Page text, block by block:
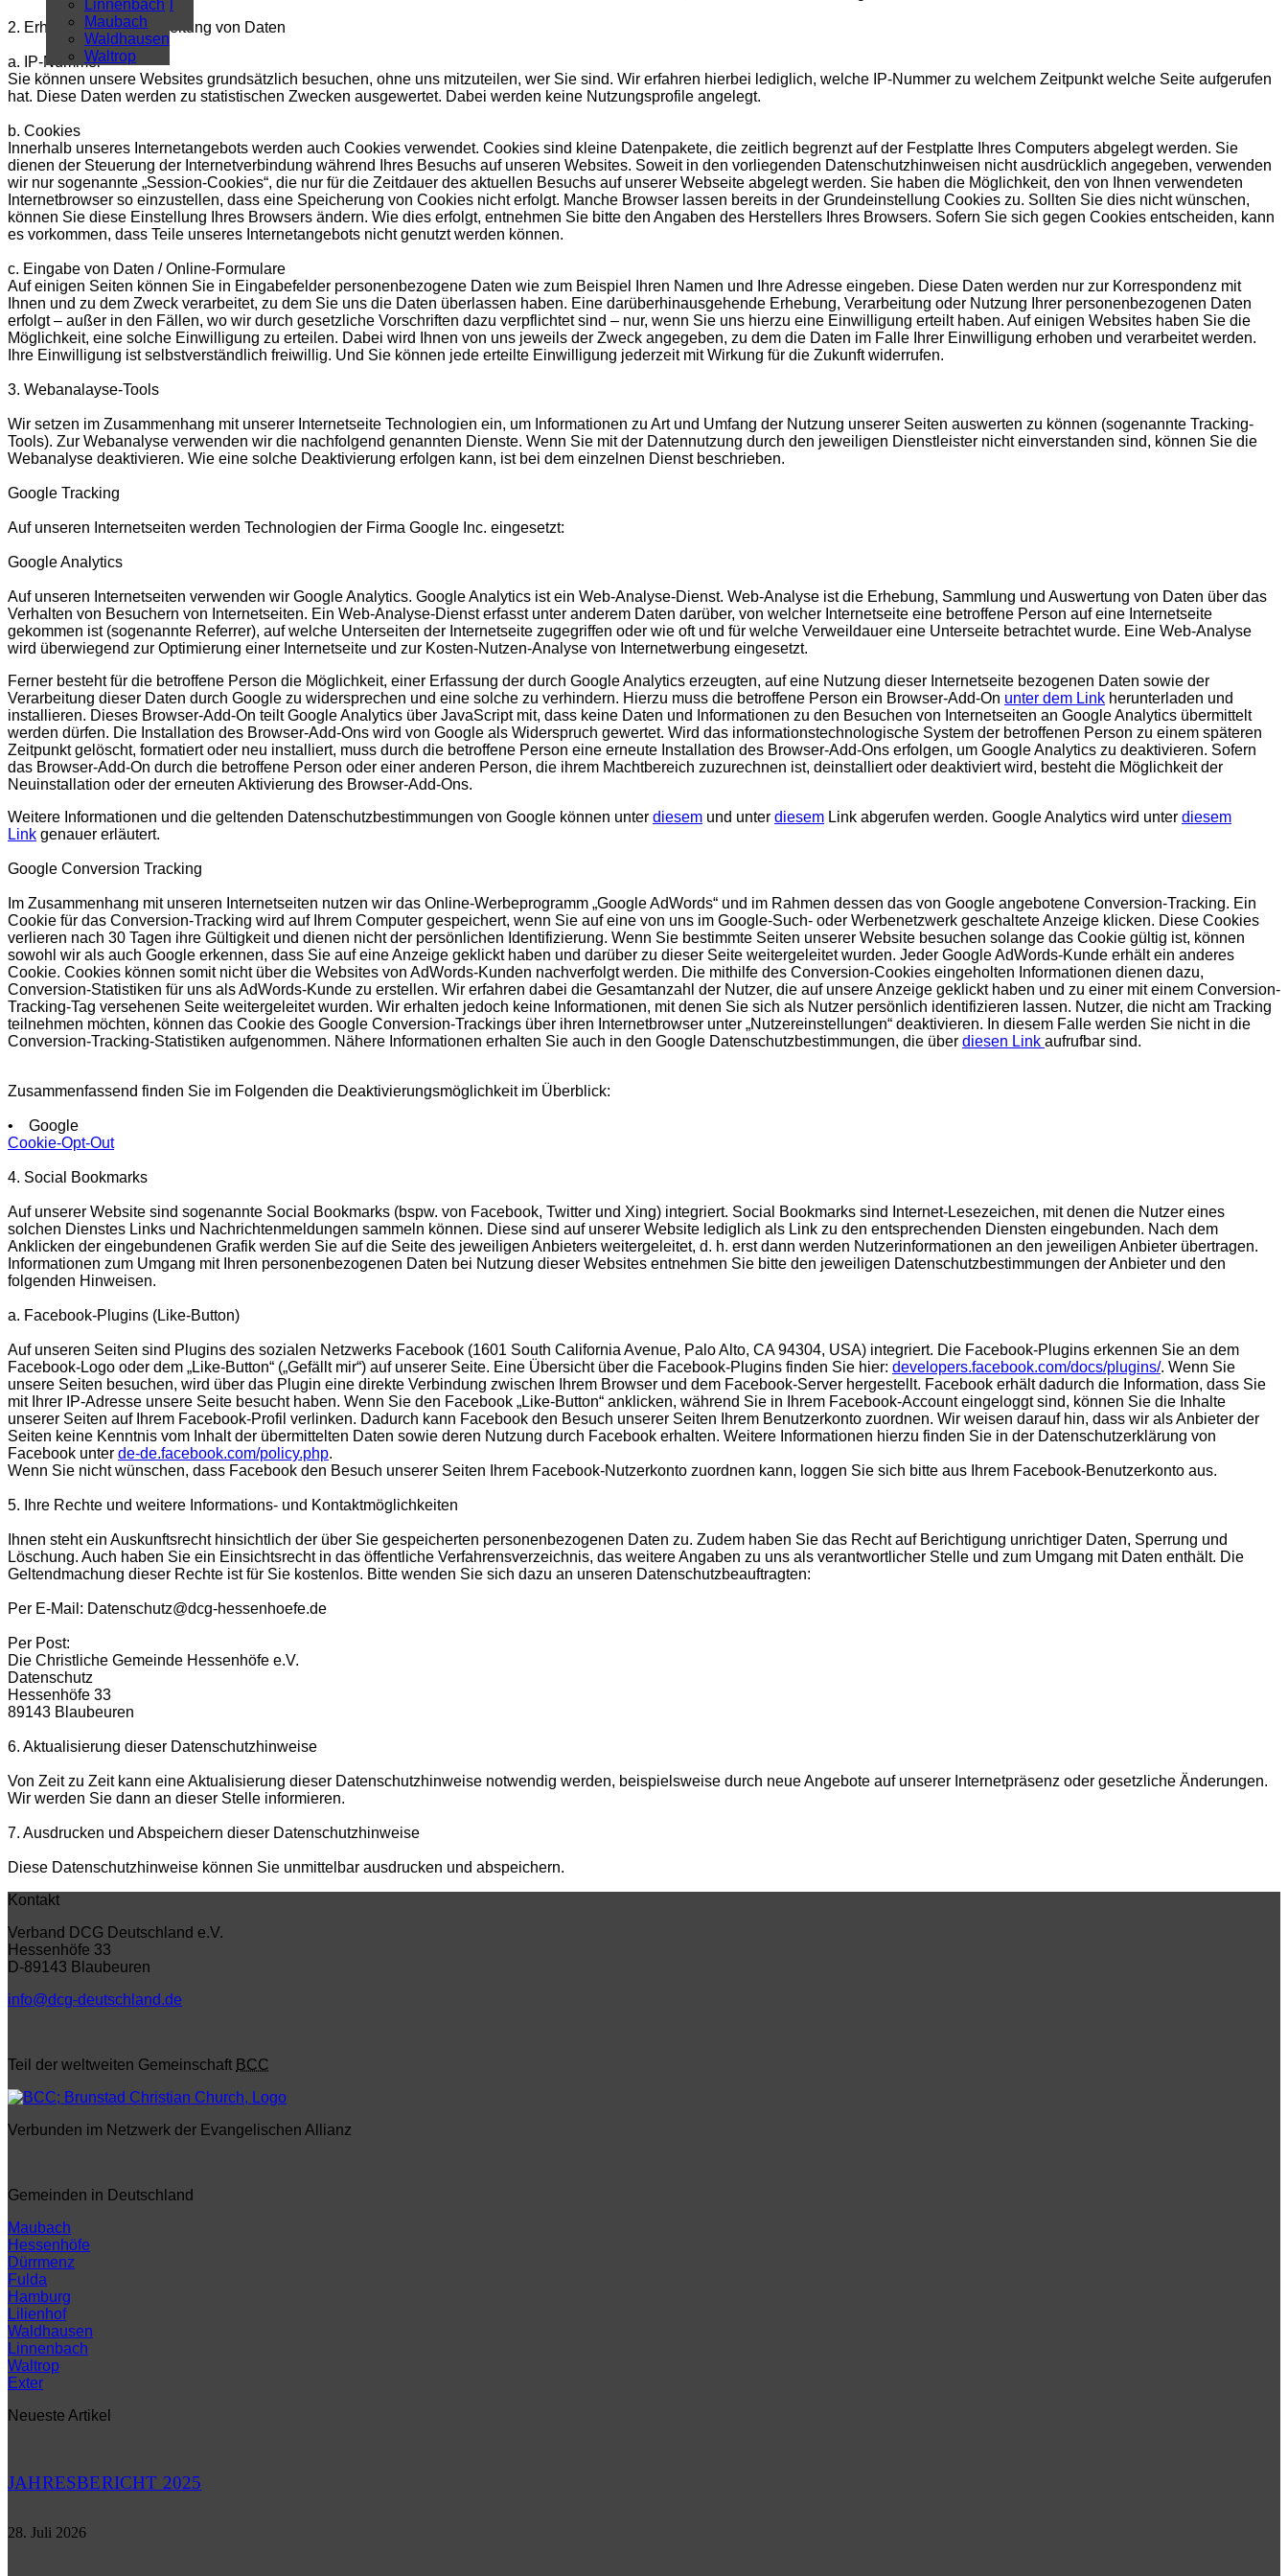
Überregional
Alle Artikel
Linnenbach
Maubach
Waldhausen
Waltrop
2. Erhebung und Verarbeitung von Daten
a. IP-Nummer
Sie können unsere Websites grundsätzlich besuchen, ohne uns mitzuteilen, wer Sie sind. Wir erfahren hierbei lediglich, welche IP-Nummer zu welchem Zeitpunkt welche Seite aufgerufen
hat. Diese Daten werden zu statistischen Zwecken ausgewertet. Dabei werden keine Nutzungsprofile angelegt.
b. Cookies
Innerhalb unseres Internetangebots werden auch Cookies verwendet. Cookies sind kleine Datenpakete, die zeitlich begrenzt auf der Festplatte Ihres Computers abgelegt werden. Sie
dienen der Steuerung der Internetverbindung während Ihres Besuchs auf unseren Websites. Soweit in den vorliegenden Datenschutzhinweisen nicht ausdrücklich angegeben, verwenden
wir nur sogenannte „Session-Cookies“, die nur für die Zeitdauer des aktuellen Besuchs auf unserer Webseite abgelegt werden. Sie haben die Möglichkeit, den von Ihnen verwendeten
Internetbrowser so einzustellen, dass eine Speicherung von Cookies nicht erfolgt. Manche Browser lassen bereits in der Grundeinstellung Cookies zu. Sollten Sie dies nicht wünschen,
können Sie diese Einstellung Ihres Browsers ändern. Wie dies erfolgt, entnehmen Sie bitte den Angaben des Herstellers Ihres Browsers. Sofern Sie sich gegen Cookies entscheiden, kann
es vorkommen, dass Teile unseres Internetangebots nicht genutzt werden können.
c. Eingabe von Daten / Online-Formulare
Auf einigen Seiten können Sie in Eingabefelder personenbezogene Daten wie zum Beispiel Ihren Namen und Ihre Adresse eingeben. Diese Daten werden nur zur Korrespondenz mit
Ihnen und zu dem Zweck verarbeitet, zu dem Sie uns die Daten überlassen haben. Eine darüberhinausgehende Erhebung, Verarbeitung oder Nutzung Ihrer personenbezogenen Daten
erfolgt – außer in den Fällen, wo wir durch gesetzliche Vorschriften dazu verpflichtet sind – nur, wenn Sie uns hierzu eine Einwilligung erteilt haben. Auf einigen Websites haben Sie die
Möglichkeit, eine solche Einwilligung zu erteilen. Dabei wird Ihnen von uns jeweils der Zweck angegeben, zu dem die Daten im Falle Ihrer Einwilligung erhoben und verarbeitet werden.
Ihre Einwilligung ist selbstverständlich freiwillig. Und Sie können jede erteilte Einwilligung jederzeit mit Wirkung für die Zukunft widerrufen.
3. Webanalayse-Tools
Wir setzen im Zusammenhang mit unserer Internetseite Technologien ein, um Informationen zu Art und Umfang der Nutzung unserer Seiten auswerten zu können (sogenannte Tracking-
Tools). Zur Webanalyse verwenden wir die nachfolgend genannten Dienste. Wenn Sie mit der Datennutzung durch den jeweiligen Dienstleister nicht einverstanden sind, können Sie die
Webanalyse deaktivieren. Wie eine solche Deaktivierung erfolgen kann, ist bei dem einzelnen Dienst beschrieben.
Google Tracking
Auf unseren Internetseiten werden Technologien der Firma Google Inc. eingesetzt:
Google Analytics
Auf unseren Internetseiten verwenden wir Google Analytics. Google Analytics ist ein Web-Analyse-Dienst. Web-Analyse ist die Erhebung, Sammlung und Auswertung von Daten über das
Verhalten von Besuchern von Internetseiten. Ein Web-Analyse-Dienst erfasst unter anderem Daten darüber, von welcher Internetseite eine betroffene Person auf eine Internetseite
gekommen ist (sogenannte Referrer), auf welche Unterseiten der Internetseite zugegriffen oder wie oft und für welche Verweildauer eine Unterseite betrachtet wurde. Eine Web-Analyse
wird überwiegend zur Optimierung einer Internetseite und zur Kosten-Nutzen-Analyse von Internetwerbung eingesetzt.
Ferner besteht für die betroffene Person die Möglichkeit, einer Erfassung der durch Google Analytics erzeugten, auf eine Nutzung dieser Internetseite bezogenen Daten sowie der
Verarbeitung dieser Daten durch Google zu widersprechen und eine solche zu verhindern. Hierzu muss die betroffene Person ein Browser-Add-On unter dem Link herunterladen und
installieren. Dieses Browser-Add-On teilt Google Analytics über JavaScript mit, dass keine Daten und Informationen zu den Besuchen von Internetseiten an Google Analytics übermittelt
werden dürfen. Die Installation des Browser-Add-Ons wird von Google als Widerspruch gewertet. Wird das informationstechnologische System der betroffenen Person zu einem späteren
Zeitpunkt gelöscht, formatiert oder neu installiert, muss durch die betroffene Person eine erneute Installation des Browser-Add-Ons erfolgen, um Google Analytics zu deaktivieren. Sofern
das Browser-Add-On durch die betroffene Person oder einer anderen Person, die ihrem Machtbereich zuzurechnen ist, deinstalliert oder deaktiviert wird, besteht die Möglichkeit der
Neuinstallation oder der erneuten Aktivierung des Browser-Add-Ons.
Weitere Informationen und die geltenden Datenschutzbestimmungen von Google können unter diesem und unter diesem Link abgerufen werden. Google Analytics wird unter diesem
Link genauer erläutert.
Google Conversion Tracking
Im Zusammenhang mit unseren Internetseiten nutzen wir das Online-Werbeprogramm „Google AdWords“ und im Rahmen dessen das von Google angebotene Conversion-Tracking. Ein
Cookie für das Conversion-Tracking wird auf Ihrem Computer gespeichert, wenn Sie auf eine von uns im Google-Such- oder Werbenetzwerk geschaltete Anzeige klicken. Diese Cookies
verlieren nach 30 Tagen ihre Gültigkeit und dienen nicht der persönlichen Identifizierung. Wenn Sie bestimmte Seiten unserer Website besuchen solange das Cookie gültig ist, können
sowohl wir als auch Google erkennen, dass Sie auf eine Anzeige geklickt haben und darüber zu dieser Seite weitergeleitet wurden. Jeder Google AdWords-Kunde erhält ein anderes
Cookie. Cookies können somit nicht über die Websites von AdWords-Kunden nachverfolgt werden. Die mithilfe des Conversion-Cookies eingeholten Informationen dienen dazu,
Conversion-Statistiken für uns als AdWords-Kunde zu erstellen. Wir erfahren dabei die Gesamtanzahl der Nutzer, die auf unsere Anzeige geklickt haben und zu einer mit einem Conversion-
Tracking-Tag versehenen Seite weitergeleitet wurden. Wir erhalten jedoch keine Informationen, mit denen Sie sich als Nutzer persönlich identifizieren lassen. Nutzer, die nicht am Tracking
teilnehmen möchten, können das Cookie des Google Conversion-Trackings über ihren Internetbrowser unter „Nutzereinstellungen“ deaktivieren. In diesem Falle werden Sie nicht in die
Conversion-Tracking-Statistiken aufgenommen. Nähere Informationen erhalten Sie auch in den Google Datenschutzbestimmungen, die über diesen Link aufrufbar sind.
Zusammenfassend finden Sie im Folgenden die Deaktivierungsmöglichkeit im Überblick:
• Google
Cookie-Opt-Out
4. Social Bookmarks
Auf unserer Website sind sogenannte Social Bookmarks (bspw. von Facebook, Twitter und Xing) integriert. Social Bookmarks sind Internet-Lesezeichen, mit denen die Nutzer eines
solchen Dienstes Links und Nachrichtenmeldungen sammeln können. Diese sind auf unserer Website lediglich als Link zu den entsprechenden Diensten eingebunden. Nach dem
Anklicken der eingebundenen Grafik werden Sie auf die Seite des jeweiligen Anbieters weitergeleitet, d. h. erst dann werden Nutzerinformationen an den jeweiligen Anbieter übertragen.
Informationen zum Umgang mit Ihren personenbezogenen Daten bei Nutzung dieser Websites entnehmen Sie bitte den jeweiligen Datenschutzbestimmungen der Anbieter und den
folgenden Hinweisen.
a. Facebook-Plugins (Like-Button)
Auf unseren Seiten sind Plugins des sozialen Netzwerks Facebook (1601 South California Avenue, Palo Alto, CA 94304, USA) integriert. Die Facebook-Plugins erkennen Sie an dem
Facebook-Logo oder dem „Like-Button“ („Gefällt mir“) auf unserer Seite. Eine Übersicht über die Facebook-Plugins finden Sie hier: developers.facebook.com/docs/plugins/. Wenn Sie
unsere Seiten besuchen, wird über das Plugin eine direkte Verbindung zwischen Ihrem Browser und dem Facebook-Server hergestellt. Facebook erhält dadurch die Information, dass Sie
mit Ihrer IP-Adresse unsere Seite besucht haben. Wenn Sie den Facebook „Like-Button“ anklicken, während Sie in Ihrem Facebook-Account eingeloggt sind, können Sie die Inhalte
unserer Seiten auf Ihrem Facebook-Profil verlinken. Dadurch kann Facebook den Besuch unserer Seiten Ihrem Benutzerkonto zuordnen. Wir weisen darauf hin, dass wir als Anbieter der
Seiten keine Kenntnis vom Inhalt der übermittelten Daten sowie deren Nutzung durch Facebook erhalten. Weitere Informationen hierzu finden Sie in der Datenschutzerklärung von
Facebook unter de-de.facebook.com/policy.php.
Wenn Sie nicht wünschen, dass Facebook den Besuch unserer Seiten Ihrem Facebook-Nutzerkonto zuordnen kann, loggen Sie sich bitte aus Ihrem Facebook-Benutzerkonto aus.
5. Ihre Rechte und weitere Informations- und Kontaktmöglichkeiten
Ihnen steht ein Auskunftsrecht hinsichtlich der über Sie gespeicherten personenbezogenen Daten zu. Zudem haben Sie das Recht auf Berichtigung unrichtiger Daten, Sperrung und
Löschung. Auch haben Sie ein Einsichtsrecht in das öffentliche Verfahrensverzeichnis, das weitere Angaben zu uns als verantwortlicher Stelle und zum Umgang mit Daten enthält. Die
Geltendmachung dieser Rechte ist für Sie kostenlos. Bitte wenden Sie sich dazu an unseren Datenschutzbeauftragten:
Per E-Mail: Datenschutz@dcg-hessenhoefe.de
Per Post:
Die Christliche Gemeinde Hessenhöfe e.V.
Datenschutz
Hessenhöfe 33
89143 Blaubeuren
6. Aktualisierung dieser Datenschutzhinweise
Von Zeit zu Zeit kann eine Aktualisierung dieser Datenschutzhinweise notwendig werden, beispielsweise durch neue Angebote auf unserer Internetpräsenz oder gesetzliche Änderungen.
Wir werden Sie dann an dieser Stelle informieren.
7. Ausdrucken und Abspeichern dieser Datenschutzhinweise
Diese Datenschutzhinweise können Sie unmittelbar ausdrucken und abspeichern.
Kontakt
Verband DCG Deutschland e.V.
Hessenhöfe 33
D-89143 Blaubeuren
info@dcg-deutschland.de
Teil der weltweiten Gemeinschaft BCC
Verbunden im Netzwerk der Evangelischen Allianz
Gemeinden in Deutschland
Maubach
Hessenhöfe
Dürrmenz
Fulda
Hamburg
Lilienhof
Waldhausen
Linnenbach
Waltrop
Exter
Neueste Artikel
JAHRESBERICHT 2025
28. Juli 2026